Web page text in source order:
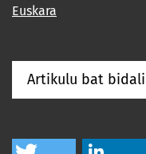
Euskara
Artikulu bat bidali